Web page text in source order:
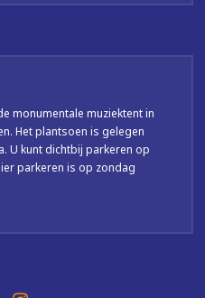
monumentale muziektent in
Het plantsoen is gelegen
U kunt dichtbij parkeren op
parkeren is op zondag